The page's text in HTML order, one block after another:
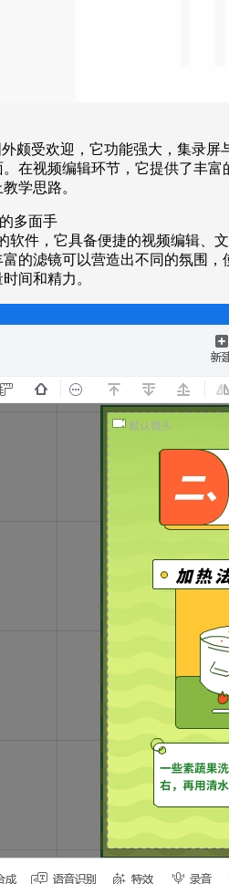
颇受欢迎，它功能强大，集录
在视频编辑环节，它提供了丰
学思路。
多面手
软件，它具备便捷的视频编辑
的滤镜可以营造出不同的氛围
间和精力。